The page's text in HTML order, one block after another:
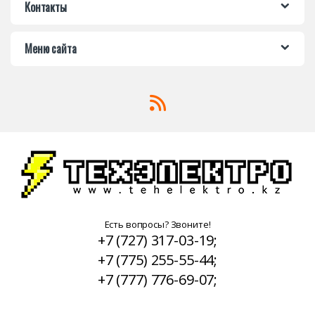
Контакты
Меню сайта
Есть вопросы? Звоните!
+7 (727) 317-03-19;
+7 (775) 255-55-44;
+7 (777) 776-69-07;